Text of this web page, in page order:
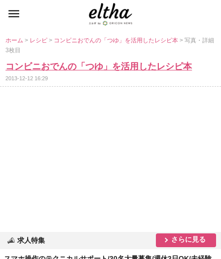
ホーム> レシピ> コンビニおでんの「つゆ」を活用したレシピ本> 写真・詳細
3枚目
コンビニおでんの「つゆ」を活用したレシピ本
2013-12-12 16:29
求人特集 さらに見る